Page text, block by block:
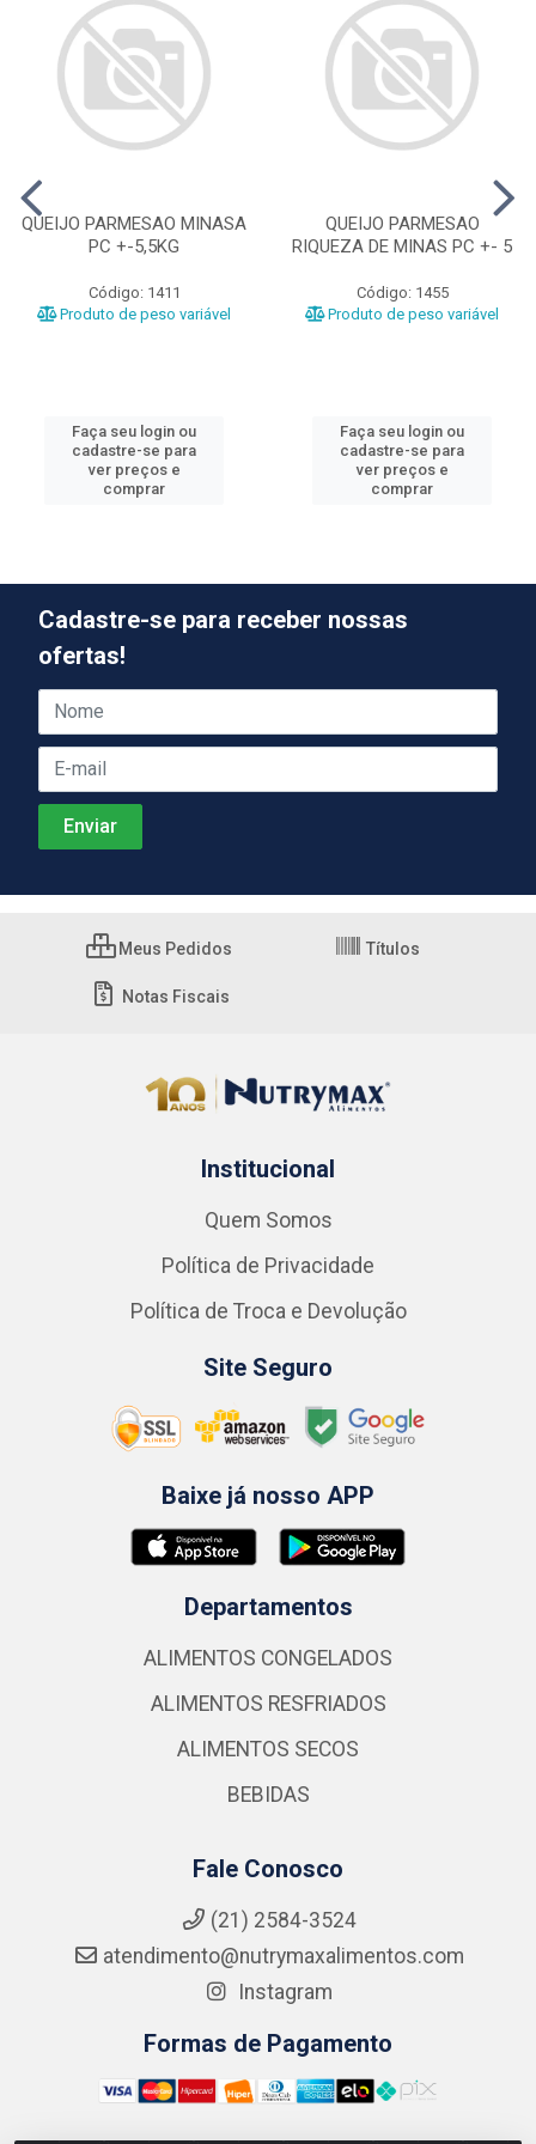
QUEIJO PARMESAO MINASA
PC +-5,5KG
Código: 1411
Produto de peso variável
Faça seu login ou
cadastre-se para
ver preços e
comprar
QUEIJO PARMESAO
RIQUEZA DE MINAS PC +- 5
Código: 1455
Produto de peso variável
Faça seu login ou
cadastre-se para
ver preços e
comprar
Cadastre-se para receber nossas
ofertas!
Meus Pedidos Títulos
Notas Fiscais
Institucional
Quem Somos
Política de Privacidade
Política de Troca e Devolução
Site Seguro
Baixe já nosso APP
Departamentos
ALIMENTOS CONGELADOS
ALIMENTOS RESFRIADOS
ALIMENTOS SECOS
BEBIDAS
Fale Conosco
(21) 2584-3524
atendimento@nutrymaxalimentos.com
Instagram
Formas de Pagamento